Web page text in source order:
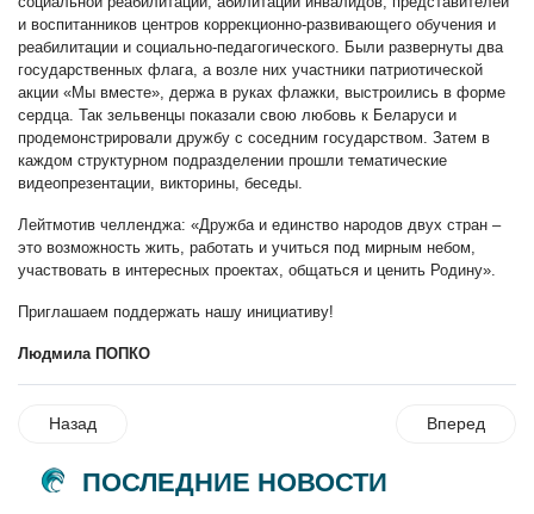
и воспитанников центров коррекционно-развивающего обучения и
реабилитации и социально-педагогического. Были развернуты два
государственных флага, а возле них участники патриотической
акции «Мы вместе», держа в руках флажки, выстроились в форме
сердца. Так зельвенцы показали свою любовь к Беларуси и
продемонстрировали дружбу с соседним государством. Затем в
каждом структурном подразделении прошли тематические
видеопрезентации, викторины, беседы.
Лейтмотив челленджа: «Дружба и единство народов двух стран –
это возможность жить, работать и учиться под мирным небом,
участвовать в интересных проектах, общаться и ценить Родину».
Приглашаем поддержать нашу инициативу!
Людмила ПОПКО
Назад Вперед
ПОСЛЕДНИЕ НОВОСТИ